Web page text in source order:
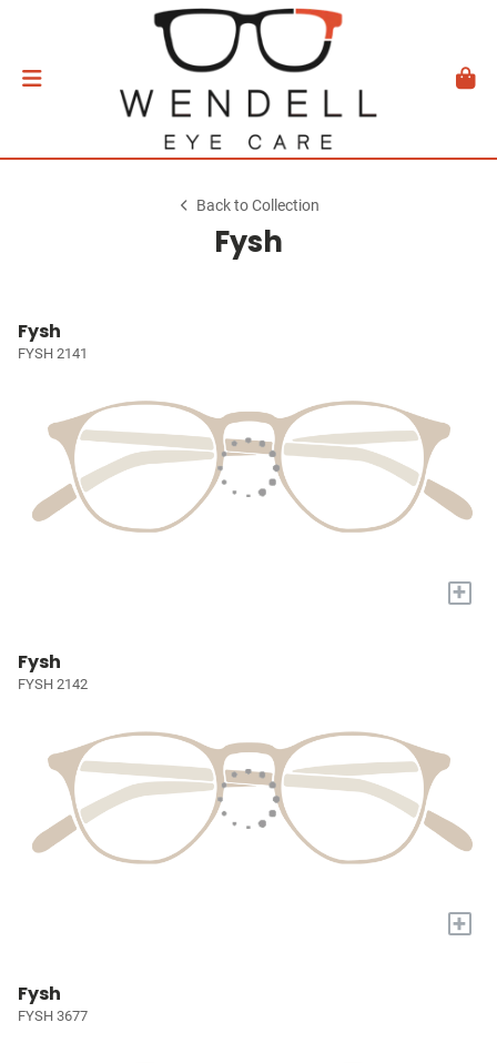
Back to Collection
Fysh
Fysh
FYSH 2141
+
Fysh
FYSH 2142
+
Fysh
FYSH 3677